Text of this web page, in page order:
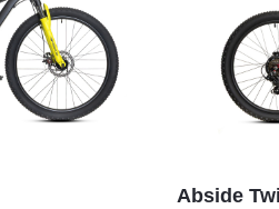
Abside